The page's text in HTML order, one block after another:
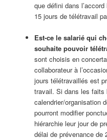
que défini dans
15 jours de télétravail
Est-ce le salarié qui
souhaite pouvoir
sont choisis en
collaborateur à
jours télétravaillés est
travail. Si dans les faits
calendrier/organisation
pourront modifier
hiérarchie leur jour de
délai de prévenance de